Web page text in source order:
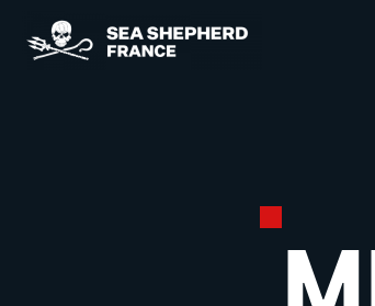
Panneau de gestion des cookies